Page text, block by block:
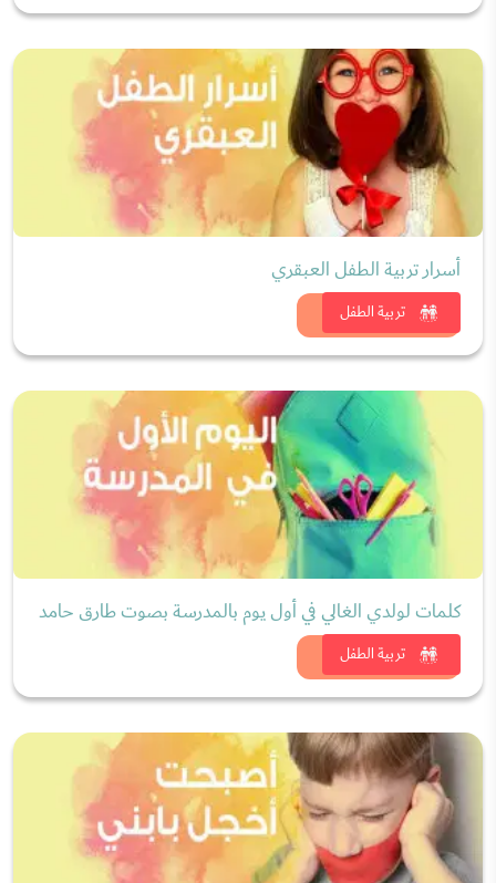
تربية الطفل
أسرار تربية الطفل العبقري
شاهد الان
تربية الطفل
كلمات لولدي الغالي في أول يوم بالمدرسة بصوت طارق حامد
شاهد الان